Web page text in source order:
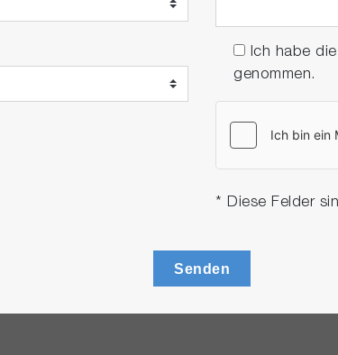
Ich habe
genommen.
* Diese Felder
Senden